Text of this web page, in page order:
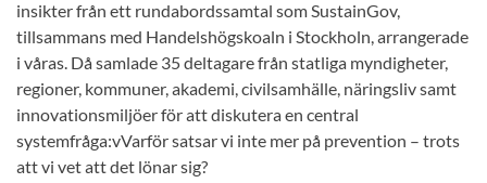
insikter från ett rundabordssamtal som SustainGov,
tillsammans med Handelshögskoaln i Stockholn, arrangerade
i våras. Då samlade 35 deltagare från statliga myndigheter,
regioner, kommuner, akademi, civilsamhälle, näringsliv samt
innovationsmiljöer för att diskutera en central
systemfråga:vVarför satsar vi inte mer på prevention – trots
att vi vet att det lönar sig?